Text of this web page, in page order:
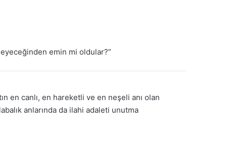
emin mi oldular?”
en canlı, en hareketli ve en neşeli anı olan
anlarında da ilahi adaleti unutma